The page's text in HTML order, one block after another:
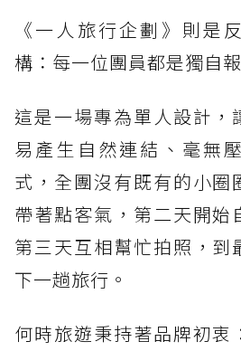
《一人旅行企劃》則是
構：每一位團員都是獨自報
這是一場專為單人設計，
易產生自然連結、毫無
式，全團沒有既有的小圈
帶著點客氣，第二天開始
第三天互相幫忙拍照，到
下一趟旅行。
何時旅遊秉持著品牌初衷